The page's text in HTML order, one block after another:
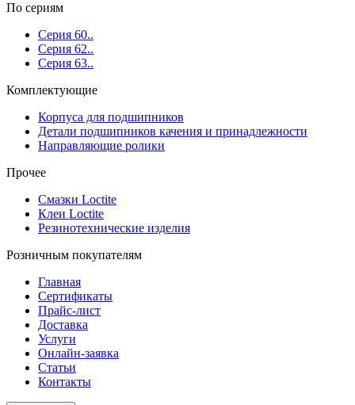
По сериям
Серия 60..
Серия 62..
Серия 63..
Комплектующие
Корпуса для подшипников
Детали подшипников качения и принадлежности
Направляющие ролики
Прочее
Смазки Loctite
Клеи Loctite
Резинотехнические изделия
Розничным покупателям
Главная
Сертификаты
Прайс-лист
Доставка
Услуги
Онлайн-заявка
Статьи
Контакты